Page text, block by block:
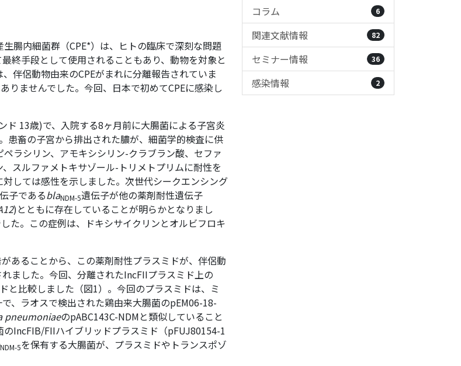
腸内細菌群（CPE*）は、ヒトの臨床で深刻な問題
終手段として使用されることもあり、動物を対象と
伴侶動物由来のCPEがまれに分離報告されていま
りませんでした。今回、日本で初めてCPEに感染し
13歳)で、入院する8ヶ月前に大腸菌による子宮炎
患畜の子宮から排出された膿が、細菌学的検査に供
ラシリン、アモキシシリン-クラブラン酸、セファ
スルファメトキサゾール-トリメトプリムに耐性を
しては感性を示しました。次世代シークエンシング
子であるblaNDM-5遺伝子が他の薬剤耐性遺伝子
)とともに存在していることが明らかとなりまし
た。この症例は、ドキシサイクリンとオルビフロキ
あることから、この薬剤耐性プラスミドが、伴侶動
ました。今回、分離されたIncFIIプラスミド上の
と比較しました（図1）。今回のプラスミドは、ミ
、ラオスで検出された鶏由来大腸菌のpEM06-18-
pneumoniaeのpABC143C-NDMと類似していること
IncFIB/FIIハイブリッドプラスミド（pFUJ80154-1
NDM-5を保有する大腸菌が、プラスミドやトランスポゾ
コラム 6
関連文献情報 82
セミナー情報 36
感染情報 2